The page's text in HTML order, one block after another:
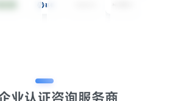
业认证咨询服务商